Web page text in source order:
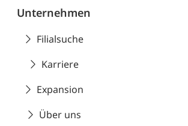
Unternehmen
Filialsuche
Karriere
Expansion
Über uns